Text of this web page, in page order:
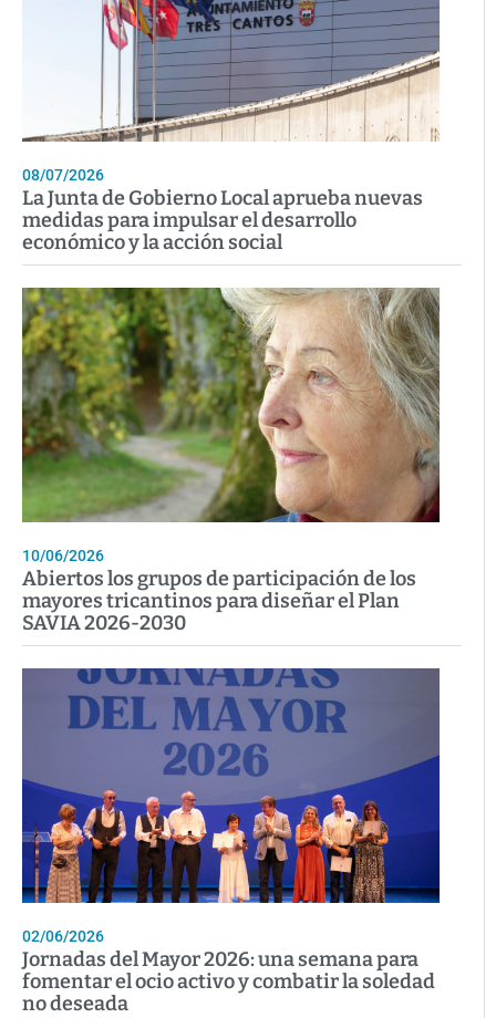
08/07/2026
La Junta de Gobierno Local aprueba nuevas
medidas para impulsar el desarrollo
económico y la acción social
10/06/2026
Abiertos los grupos de participación de los
mayores tricantinos para diseñar el Plan
SAVIA 2026-2030
02/06/2026
Jornadas del Mayor 2026: una semana para
fomentar el ocio activo y combatir la soledad
no deseada